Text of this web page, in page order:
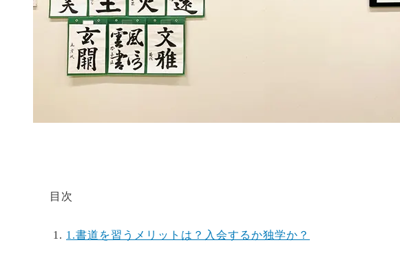
目次
1.書道を習うメリットは？入会するか独学か？